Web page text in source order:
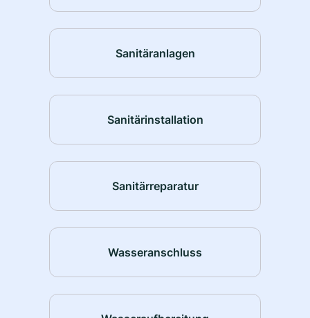
Sanitäranlagen
Sanitärinstallation
Sanitärreparatur
Wasseranschluss